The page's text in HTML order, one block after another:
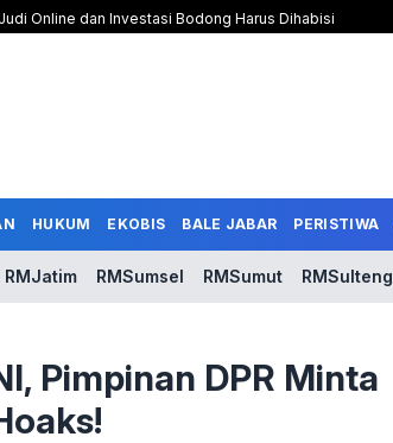
Online dan Investasi Bodong Harus Dihabisi
HUKUM EKOBIS BALE JABAR PERISTIWA
RMJatim RMSumsel RMSumut RMSulteng
Pimpinan DPR Minta